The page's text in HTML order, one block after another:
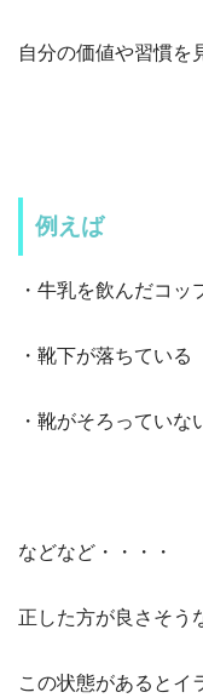
自分の価値や習慣を
例えば
・牛乳を飲んだコッ
・靴下が落ちている
・靴がそろっていな
などなど・・・・
正した方が良さそう
この状態があるとイ